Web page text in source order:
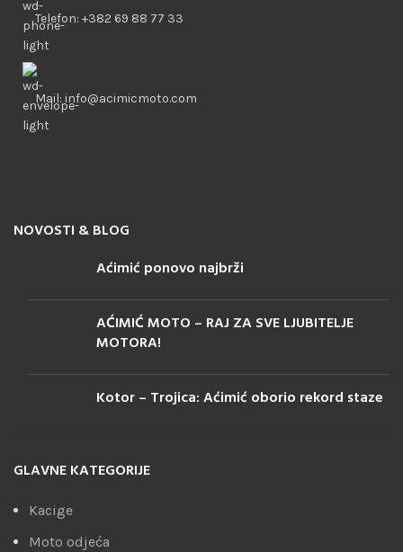
Telefon: +382 69 88 77 33
Mail: info@acimicmoto.com
NOVOSTI & BLOG
Aćimić ponovo najbrži
AĆIMIĆ MOTO – RAJ ZA SVE LJUBITELJE
MOTORA!
Kotor – Trojica: Aćimić oborio rekord staze
GLAVNE KATEGORIJE
Kacige
Moto odjeća